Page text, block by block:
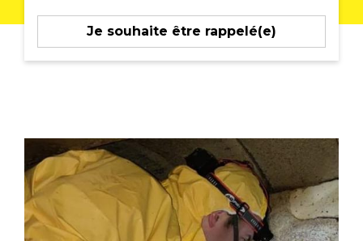
Je souhaite être rappelé(e)